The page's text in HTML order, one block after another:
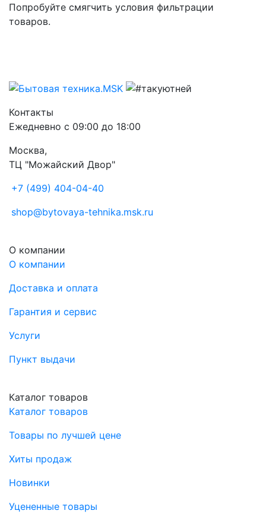
Попробуйте смягчить условия фильтрации
товаров.
Контакты
Ежедневно с 09:00 до 18:00
Москва,
ТЦ "Можайский Двор"
+7 (499) 404-04-40
shop@bytovaya-tehnika.msk.ru
О компании
О компании
Доставка и оплата
Гарантия и сервис
Услуги
Пункт выдачи
Каталог товаров
Каталог товаров
Товары по лучшей цене
Хиты продаж
Новинки
Уцененные товары